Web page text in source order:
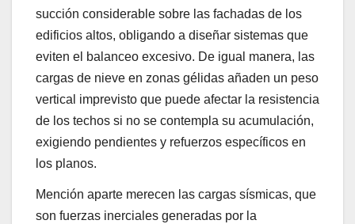
succión considerable sobre las fachadas de los
edificios altos, obligando a diseñar sistemas que
eviten el balanceo excesivo. De igual manera, las
cargas de nieve en zonas gélidas añaden un peso
vertical imprevisto que puede afectar la resistencia
de los techos si no se contempla su acumulación,
exigiendo pendientes y refuerzos específicos en
los planos.
Mención aparte merecen las cargas sísmicas, que
son fuerzas inerciales generadas por la